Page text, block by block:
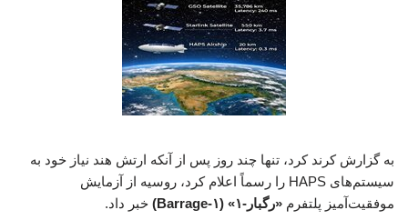
به گزارش کرند کرد، تنها چند روز پس از آنکه ارتش هند نیاز خود به
سیستم‌های HAPS را رسماً اعلام کرد، روسیه از آزمایش
موفقیت‌آمیز پلتفرم «رگبار-۱» (Barrage-۱) خبر داد.